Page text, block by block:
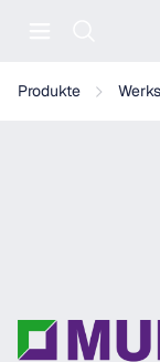
Produkte
Munk